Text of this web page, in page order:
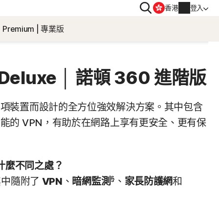
隱私
尋
香港 登入
帳單資訊
輸入您的產品金鑰
Premium | 專業版
│ 諾頓 360 進階版
裝置而設計的全方位強效解決方案。其中包含
的 VPN，有助於在網路上享有更安全、更有保
不同之處？
隨附了 VPN 、 暗網監測§ 、 家長防護網和